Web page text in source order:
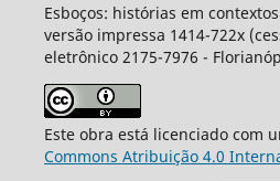
Esboços: histórias em
versão impressa 1414-722x
eletrônico 2175-7976 -
Este obra está licenciado com
Commons Atribuição 4.0